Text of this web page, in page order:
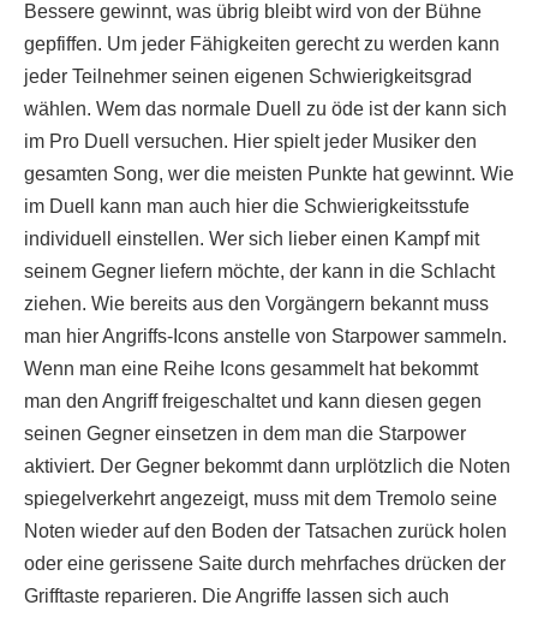
Bessere gewinnt, was übrig bleibt wird von der Bühne
gepfiffen. Um jeder Fähigkeiten gerecht zu werden kann
jeder Teilnehmer seinen eigenen Schwierigkeitsgrad
wählen. Wem das normale Duell zu öde ist der kann sich
im Pro Duell versuchen. Hier spielt jeder Musiker den
gesamten Song, wer die meisten Punkte hat gewinnt. Wie
im Duell kann man auch hier die Schwierigkeitsstufe
individuell einstellen. Wer sich lieber einen Kampf mit
seinem Gegner liefern möchte, der kann in die Schlacht
ziehen. Wie bereits aus den Vorgängern bekannt muss
man hier Angriffs-Icons anstelle von Starpower sammeln.
Wenn man eine Reihe Icons gesammelt hat bekommt
man den Angriff freigeschaltet und kann diesen gegen
seinen Gegner einsetzen in dem man die Starpower
aktiviert. Der Gegner bekommt dann urplötzlich die Noten
spiegelverkehrt angezeigt, muss mit dem Tremolo seine
Noten wieder auf den Boden der Tatsachen zurück holen
oder eine gerissene Saite durch mehrfaches drücken der
Grifftaste reparieren. Die Angriffe lassen sich auch